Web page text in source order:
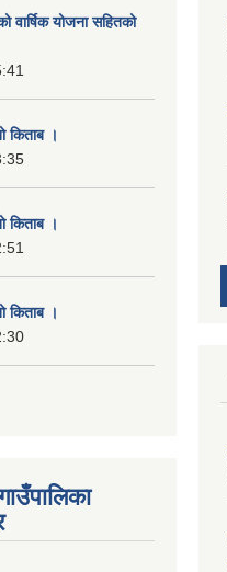
योजना सहितको
किताब ।
किताब ।
किताब ।